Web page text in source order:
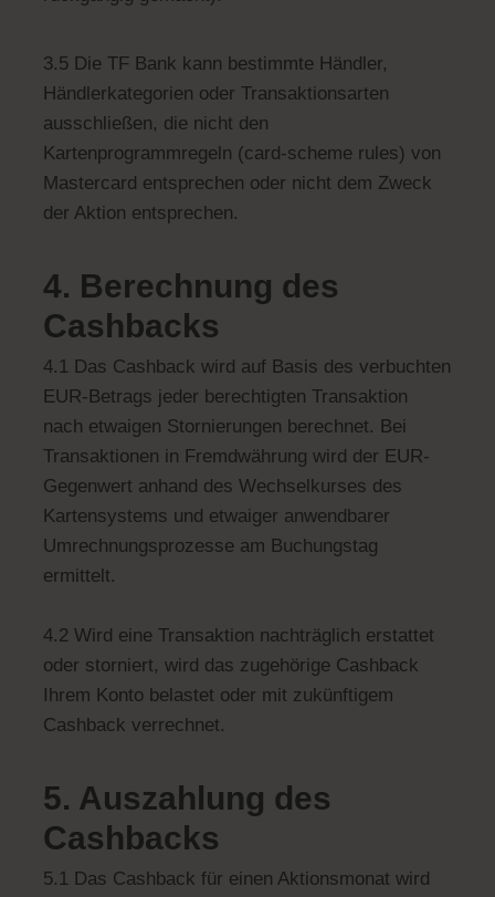
3.5 Die TF Bank kann bestimmte Händler,
Händlerkategorien oder Transaktionsarten
ausschließen, die nicht den
Kartenprogrammregeln (card-scheme rules) von
Mastercard entsprechen oder nicht dem Zweck
der Aktion entsprechen.
4. Berechnung des
Cashbacks
4.1 Das Cashback wird auf Basis des verbuchten
EUR-Betrags jeder berechtigten Transaktion
nach etwaigen Stornierungen berechnet. Bei
Transaktionen in Fremdwährung wird der EUR-
Gegenwert anhand des Wechselkurses des
Kartensystems und etwaiger anwendbarer
Umrechnungsprozesse am Buchungstag
ermittelt.
4.2 Wird eine Transaktion nachträglich erstattet
oder storniert, wird das zugehörige Cashback
Ihrem Konto belastet oder mit zukünftigem
Cashback verrechnet.
5. Auszahlung des
Cashbacks
5.1 Das Cashback für einen Aktionsmonat wird